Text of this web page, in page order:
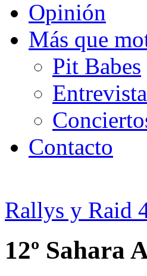
Opinión
Más que
Pit Babes
Contacto
Rallys y Raid
12º Sahara